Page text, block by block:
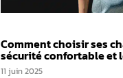
Comment choisir ses
sécurité confortable et
11 juin 2025